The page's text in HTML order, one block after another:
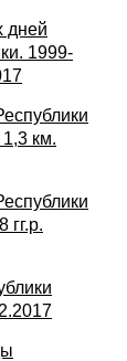
дней
1999-
км.